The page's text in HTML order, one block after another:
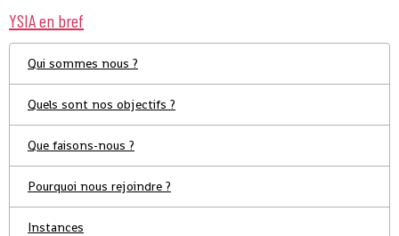
YSIA en bref
Qui sommes nous ?
Quels sont nos objectifs ?
Que faisons-nous ?
Pourquoi nous rejoindre ?
Instances